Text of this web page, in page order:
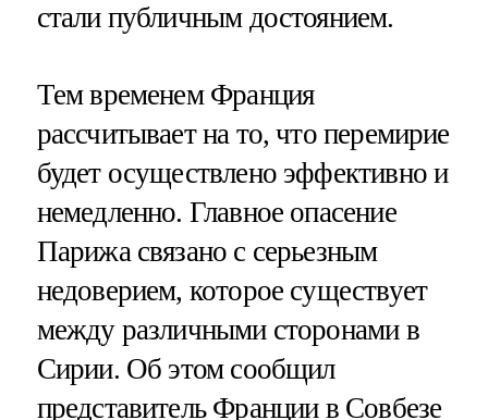
стали публичным достоянием.
Тем временем Франция
рассчитывает на то, что перемирие
будет осуществлено эффективно и
немедленно. Главное опасение
Парижа связано с серьезным
недоверием, которое существует
между различными сторонами в
Сирии. Об этом сообщил
представитель Франции в Совбезе